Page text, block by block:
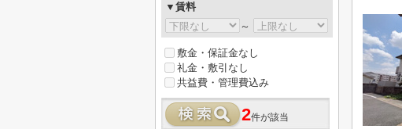
▼賃料
～
敷金・保証金なし
礼金・敷引なし
共益費・管理費込み
2件が該当